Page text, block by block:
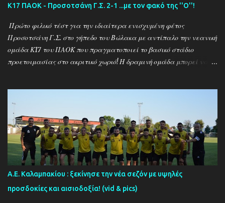
Κ17 ΠΑΟΚ - Προσοτσάνη Γ.Σ. 2-1 ...με τον φακό της ''Ο''!
Πρώτο φιλικό τέστ για την ιδιαίτερα ενισχυμένη φέτος
Προσοτσάνη Γ.Σ. στο γήπεδο του Βώλακα με αντίπαλο την νεανική
ομάδα Κ17 του ΠΑΟΚ που πραγματοποιεί το βασικό στάδιο
προετοιμασίας στο ακριτικό χωριό! Η δραμινή ομάδα μπορεί να
κινήσεις και σίγουρα θέλει τον απαραίτητο χρόνο για να ''δέσει''
ως σύνολο , με τον ''Ψηλό'' Γιάννη Ιωαννίδη να δίνει χρόνο
συμμετοχής σε όλους τους διαθέσιμους ποδοσφαιριστές.. Ο ΠΑΟΚ
προηγήθηκε με τον Ζέκα ωστόσο ο Μουρατίδης στο 30΄έφερε το
ματς στα ίσα για την δραμινή ομάδα (1-1) το οποίο και ήταν σκορ
ημιχρόνου... Στην επανάληψη οι δύο ομάδες έκαναν αρκετές
εύστοχη εκτέλεση πέναλτι διαμόρφωσε το τελικό αποτέλεσμα (2-
Α.Ε. Καλαμπακίου : ξεκίνησε την νέα σεζόν με υψηλές
προσδοκίες και αισιοδοξία! (vid & pics)